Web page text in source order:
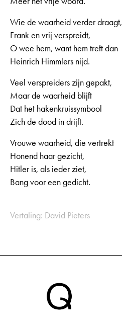
Wie de waarheid verder draagt,
Frank en vrij verspreidt,
O wee hem, want hem treft dan
Heinrich Himmlers nijd.
Veel verspreiders zijn gepakt,
Maar de waarheid blijft
Dat het hakenkruissymbool
Zich de dood in drijft.
Vrouwe waarheid, die vertrekt
Honend haar gezicht,
Hitler is, als ieder ziet,
Bang voor een gedicht.
Vertaling: David Pieters